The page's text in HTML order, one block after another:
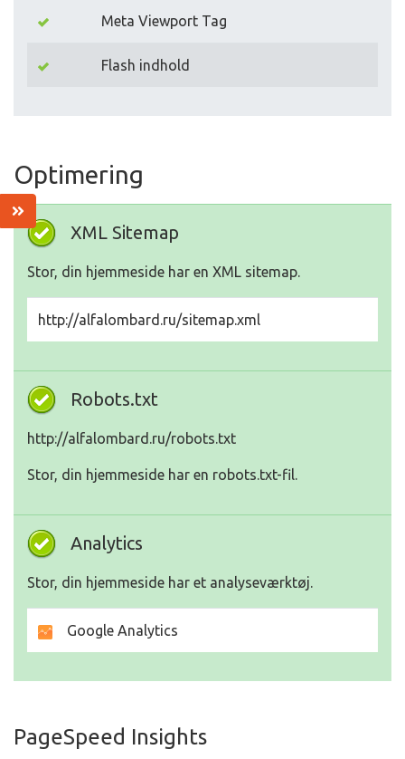
Meta Viewport Tag
Flash indhold
Optimering
XML Sitemap
Stor, din hjemmeside har en XML sitemap.
http://alfalombard.ru/sitemap.xml
Robots.txt
http://alfalombard.ru/robots.txt
Stor, din hjemmeside har en robots.txt-fil.
Analytics
Stor, din hjemmeside har et analyseværktøj.
Google Analytics
PageSpeed Insights